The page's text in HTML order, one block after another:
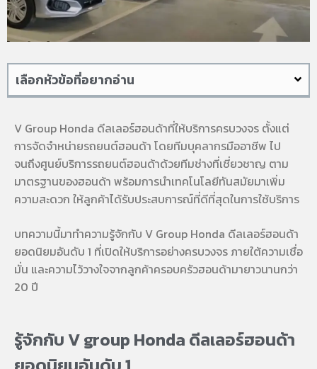
เลือกหัวข้อที่อยากอ่าน
V Group Honda ดีลเลอร์ฮอนด้าที่ให้บริการครบวงจร ตั้งแต่
การจัดจำหน่ายรถยนต์ฮอนด้า โดยทีมบุคลากรมืออาชีพ ไป
จนถึงศูนย์บริการรถยนต์ฮอนด้าด้วยทีมช่างที่เชี่ยวชาญ ตาม
มาตรฐานของฮอนด้า พร้อมการนำเทคโนโลยีทันสมัยมาเพิ่ม
ความสะดวก ให้ลูกค้าได้รับประสบการณ์ที่ดีที่สุดในการใช้บริการ
บทความนี้มาทำความรู้จักกับ V Group Honda ดีลเลอร์ฮอนด้า
ยอดนิยมอันดับ 1 ที่เปิดให้บริการอย่างครบวงจร ภายใต้ความเชื่อ
มั่น และความไว้วางใจจากลูกค้าครอบครัวฮอนด้ามายาวนานกว่า
20 ปี
รู้จักกับ V group Honda ดีลเลอร์ฮอนด้า